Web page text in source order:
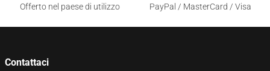
Offerto nel paese di utilizzo
PayPal / MasterCard / Visa
Contattaci